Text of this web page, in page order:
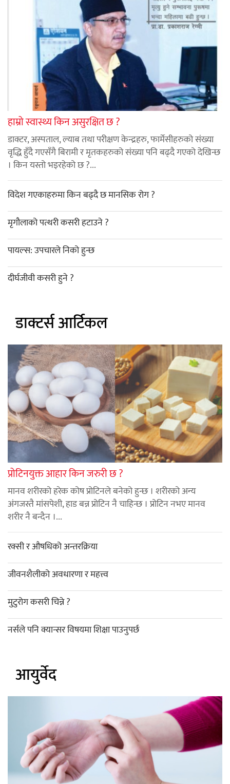
हाम्रो स्वास्थ्य किन असुरक्षित छ ?
डाक्टर, अस्पताल, ल्याब तथा परीक्षण केन्द्रहरु, फार्मेसीहरुको संख्या
वृद्धि हुँदै गएसँगै बिरामी र मृतकहरुको संख्या पनि बढ्दै गएको देखिन्छ
। किन यस्तो भइरहेको छ ?...
विदेश गएकाहरुमा किन बढ्दै छ मानसिक रोग ?
मृगौलाको पत्थरी कसरी हटाउने ?
पायल्स: उपचारले निको हुन्छ
दीर्घजीवी कसरी हुने ?
डाक्टर्स आर्टिकल
प्रोटिनयुक्त आहार किन जरुरी छ ?
मानव शरीरको हरेक कोष प्रोटिनले बनेको हुन्छ । शरीरको अन्य
अंगजस्तै मांसपेशी, हाड बन्न प्रोटिन नै चाहिन्छ । प्रोटिन नभए मानव
शरीर नै बन्दैन ।...
रक्सी र औषधिको अन्तरक्रिया
जीवनशैलीको अवधारणा र महत्त्व
मुटुरोग कसरी चिन्ने ?
नर्सले पनि क्यान्सर विषयमा शिक्षा पाउनुपर्छ
आयुर्वेद